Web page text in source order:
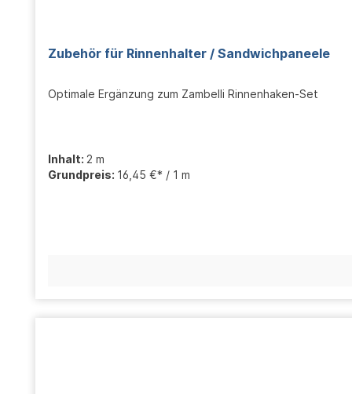
Zubehör für Rinnenhalter / Sandwichpaneele
Optimale Ergänzung zum Zambelli Rinnenhaken-Set
Inhalt: 2 m
Grundpreis: 16,45 €* / 1 m